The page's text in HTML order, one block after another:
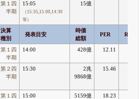
第１四
半期
15:05
（15:35,15:00,14:30
等）
15億
決算
種別
発表目安
時価
総額
PER ROE
第１四
半期
14:00 428億 12.11
第２四
半期
15:30
2兆
9868億
15.46
第１四 15:00 5159億 18.23